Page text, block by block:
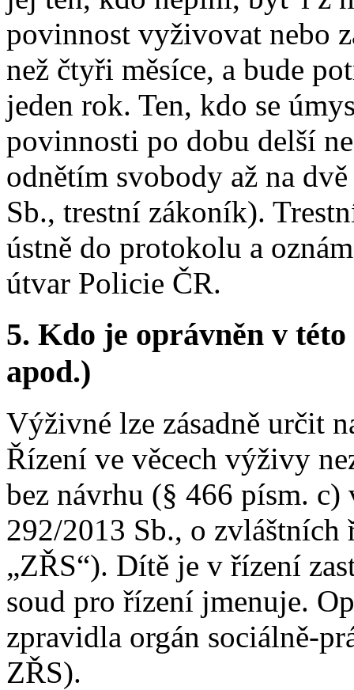
povinnost vyživovat nebo
než čtyři měsíce, a bude
jeden rok. Ten, kdo se
povinnosti po dobu delší
odnětím svobody až na
Sb., trestní zákoník).
ústně do protokolu a
útvar Policie ČR.
5. Kdo je oprávněn v
apod.)
Výživné lze zásadně určit
Řízení ve věcech výživy
bez návrhu (§ 466 písm. c)
292/2013 Sb., o zvláštních
„ZŘS“). Dítě je v řízení
soud pro řízení jmenuje.
zpravidla orgán sociálně-
ZŘS).